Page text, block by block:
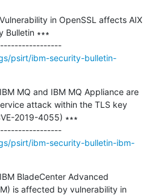
in OpenSSL affects AIX
Bulletin ∗∗∗
---------------------------------------------
psirt/ibm-security-bulletin-
MQ and IBM MQ Appliance are
attack within the TLS key
2019-4055) ∗∗∗
---------------------------------------------
psirt/ibm-security-bulletin-ibm-
BladeCenter Advanced
is affected by vulnerability in